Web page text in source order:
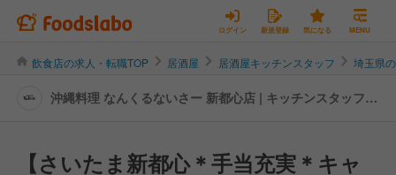
ログイン 新規登録 気になる MENU
飲食店の求人・転職TOP 居酒屋 居酒屋キッチンスタッフ 埼玉県
沖縄料理 なんくるないさー 新都心店 | キッチンスタッフの
【さいたま新都心＊手当充実＊キャ